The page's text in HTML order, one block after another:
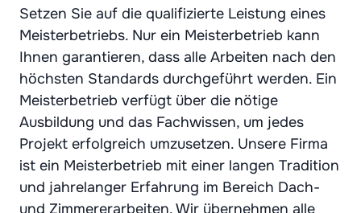
Setzen Sie auf die qualifizierte Leistung eines
Meisterbetriebs. Nur ein Meisterbetrieb kann
Ihnen garantieren, dass alle Arbeiten nach den
höchsten Standards durchgeführt werden. Ein
Meisterbetrieb verfügt über die nötige
Ausbildung und das Fachwissen, um jedes
Projekt erfolgreich umzusetzen. Unsere Firma
ist ein Meisterbetrieb mit einer langen Tradition
und jahrelanger Erfahrung im Bereich Dach-
und Zimmererarbeiten. Wir übernehmen alle